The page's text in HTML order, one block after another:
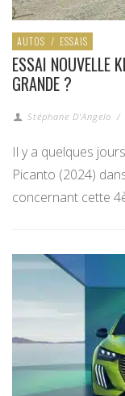
AUTOS / ESSAIS
ESSAI NOUVELLE
GRANDE ?
Stéphane D'Angelo /
Il y a quelques
Picanto (2024)
concernant cette